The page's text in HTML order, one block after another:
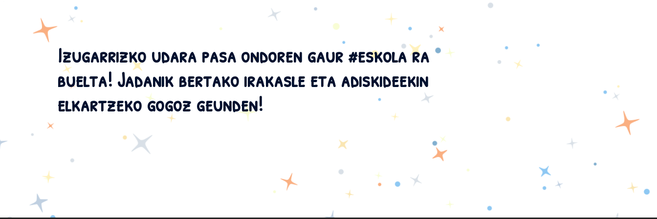
Izugarrizko udara pasa ondoren gaur #eskola ra
buelta! Jadanik bertako irakasle eta adiskideekin
elkartzeko gogoz geunden!